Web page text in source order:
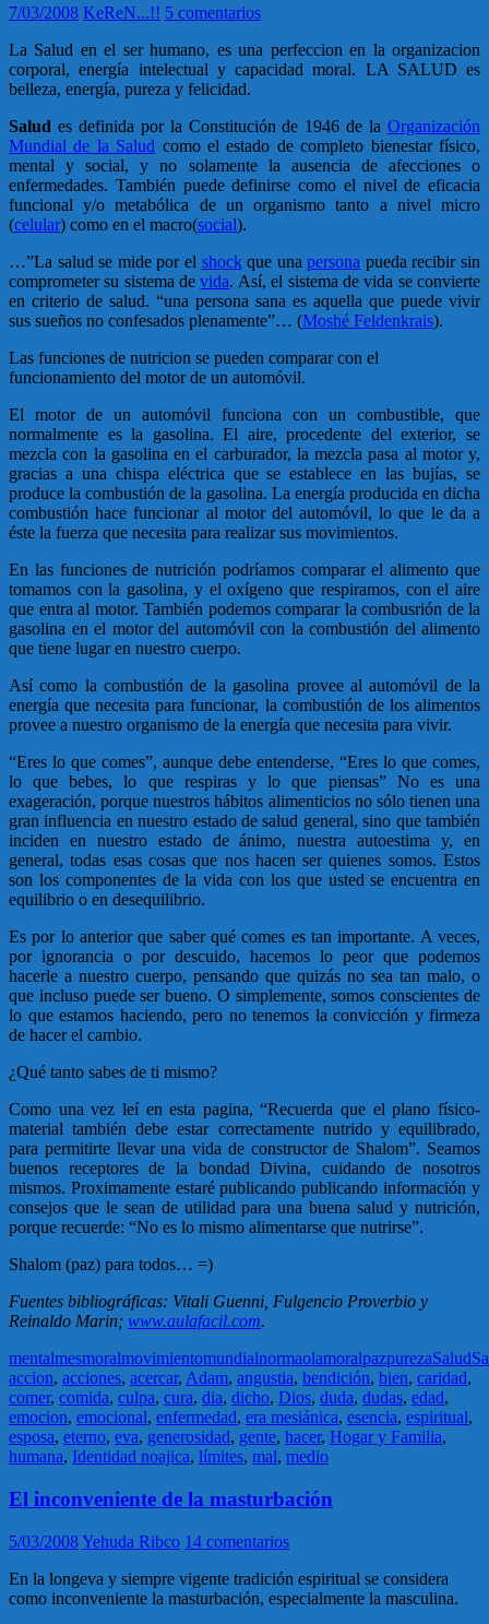
7/03/2008 KeReN...!! 5 comentarios
La Salud en el ser humano, es una perfeccion en la organizacion
corporal, energía intelectual y capacidad moral. LA SALUD es
belleza, energía, pureza y felicidad.
Salud es definida por la Constitución de 1946 de la Organización
Mundial de la Salud como el estado de completo bienestar físico,
mental y social, y no solamente la ausencia de afecciones o
enfermedades. También puede definirse como el nivel de eficacia
funcional y/o metabólica de un organismo tanto a nivel micro
(celular) como en el macro(social).
…”La salud se mide por el shockque unapersona pueda recibir sin
comprometer su sistema devida. Así, el sistema de vida se convierte
en criterio de salud. “una persona sana es aquella que puede vivir
sus sueños no confesados plenamente”… (Moshé Feldenkrais).
Las funciones de nutricion se pueden comparar con el
funcionamiento del motor de un automóvil.
El motor de un automóvil funciona con un combustible, que
normalmente es la gasolina. El aire, procedente del exterior, se
mezcla con la gasolina en el carburador, la mezcla pasa al motor y,
gracias a una chispa eléctrica que se establece en las bujías, se
produce la combustión de la gasolina. La energía producida en dicha
combustión hace funcionar al motor del automóvil, lo que le da a
éste la fuerza que necesita para realizar sus movimientos.
En las funciones de nutrición podríamos comparar el alimento que
tomamos con la gasolina, y el oxígeno que respiramos, con el aire
que entra al motor. También podemos comparar la combusrión de la
gasolina en el motor del automóvil con la combustión del alimento
que tiene lugar en nuestro cuerpo.
Así como la combustión de la gasolina provee al automóvil de la
energía que necesita para funcionar, la combustión de los alimentos
provee a nuestro organismo de la energía que necesita para vivir.
“Eres lo que comes”, aunque debe entenderse, “Eres lo que comes,
lo que bebes, lo que respiras y lo que piensas” No es una
exageración, porque nuestros hábitos alimenticios no sólo tienen una
gran influencia en nuestro estado de salud general, sino que también
inciden en nuestro estado de ánimo, nuestra autoestima y, en
general, todas esas cosas que nos hacen ser quienes somos. Estos
son los componentes de la vida con los que usted se encuentra en
equilibrio o en desequilibrio.
Es por lo anterior que saber qué comes es tan importante. A veces,
por ignorancia o por descuido, hacemos lo peor que podemos
hacerle a nuestro cuerpo, pensando que quizás no sea tan malo, o
que incluso puede ser bueno. O simplemente, somos conscientes de
lo que estamos haciendo, pero no tenemos la convicción y firmeza
de hacer el cambio.
¿Qué tanto sabes de ti mismo?
Como una vez leí en esta pagina, “Recuerda que el plano físico-
material también debe estar correctamente nutrido y equilibrado,
para permitirte llevar una vida de constructor de Shalom”. Seamos
buenos receptores de la bondad Divina, cuidando de nosotros
mismos. Proximamente estaré publicando publicando información y
consejos que le sean de utilidad para una buena salud y nutrición,
porque recuerde: “No es lo mismo alimentarse que nutrirse”.
Shalom (paz) para todos… =)
Fuentes bibliográficas: Vitali Guenni, Fulgencio Proverbio y
Reinaldo Marin; www.aulafacil.com.
mentalmesmoralmovimientomundialnormaolamoralpazpurezaSalud
accion, acciones, acercar, Adam, angustia, bendición, bien, caridad,
comer, comida, culpa, cura, dia, dicho, Dios, duda, dudas, edad,
emocion, emocional, enfermedad, era mesiánica, esencia, espiritual,
esposa, eterno, eva, generosidad, gente, hacer, Hogar y Familia,
humana, Identidad noajica, límites, mal, medio
El inconveniente de la masturbación
5/03/2008Yehuda Ribco 14 comentarios
En la longeva y siempre vigente tradición espiritual se considera
como inconveniente la masturbación, especialmente la masculina.